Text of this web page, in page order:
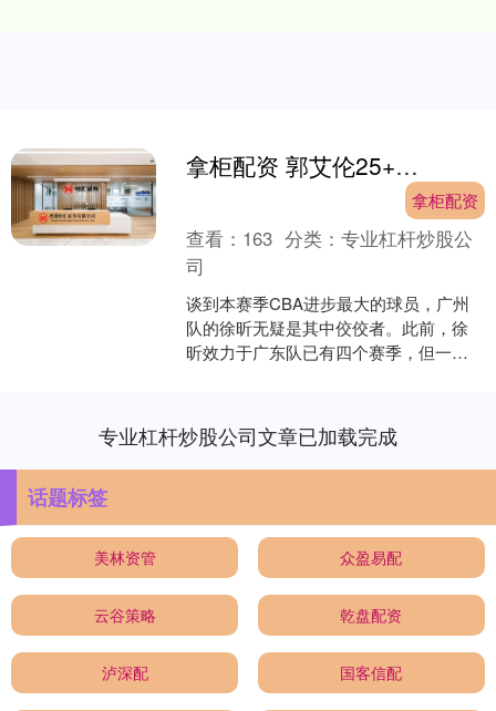
拿柜配资 郭艾伦25+6难救主，广州队惜败青岛，季后赛前景堪忧
拿柜配资
查看： 163 分类：专业杠杆炒股公
司
谈到本赛季CBA进步最大的球员，广州
队的徐昕无疑是其中佼佼者。此前，徐
昕效力于广东队已有四个赛季，但一直
专业杠杆炒股公司文章已加载完成
话题标签
美林资管 众盈易配
云谷策略 乾盘配资
泸深配 国客信配